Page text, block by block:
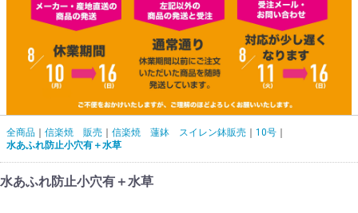
全商品 信楽焼 販売 信楽焼 蓮鉢 スイレン鉢販売
10号
水あふれ防止小穴有＋水草
水あふれ防止小穴有＋水草